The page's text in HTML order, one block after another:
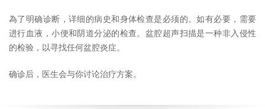
為了明确诊断，详细的病史和身体检查是必须的。如有必要，需要
进行血液，小便和阴道分泌的检查。盆腔超声扫描是一种非入侵性
的检验，以寻找任何盆腔炎症。
确诊后，医生会与你讨论治疗方案。